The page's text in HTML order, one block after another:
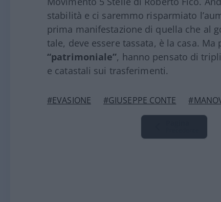
stabilità e ci saremmo risparmiato
prima manifestazione di quella che al
tale, deve essere tassata, è la casa.
“patrimoniale”, hanno pensato di
e catastali sui trasferimenti.
#EVASIONE #GIUSEPPE CONTE